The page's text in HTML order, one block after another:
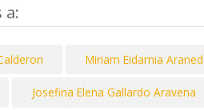
a:
Miriam Eidamia
Josefina Elena Gallardo Aravena